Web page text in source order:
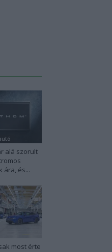
alá szorult
ára, és...
most érte